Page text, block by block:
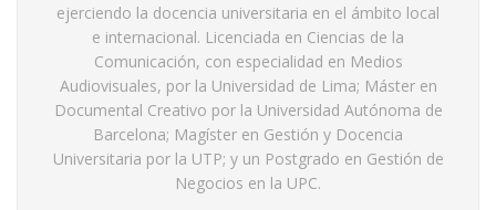
ejerciendo la docencia universitaria en el ámbito local
e internacional. Licenciada en Ciencias de la
Comunicación, con especialidad en Medios
Audiovisuales, por la Universidad de Lima; Máster en
Documental Creativo por la Universidad Autónoma de
Barcelona; Magíster en Gestión y Docencia
Universitaria por la UTP; y un Postgrado en Gestión de
Negocios en la UPC.